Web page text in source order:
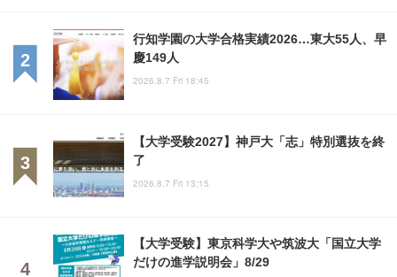
行知学園の大学合格実績2026…東大55人、早
慶149人
2026.8.7 Fri 18:45
【大学受験2027】神戸大「志」特別選抜を終
了
2026.8.7 Fri 13:15
【大学受験】東京科学大や筑波大「国立大学
だけの進学説明会」8/29